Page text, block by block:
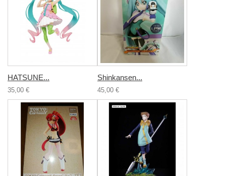
HATSUNE...
35,00 €
Shinkansen...
45,00 €